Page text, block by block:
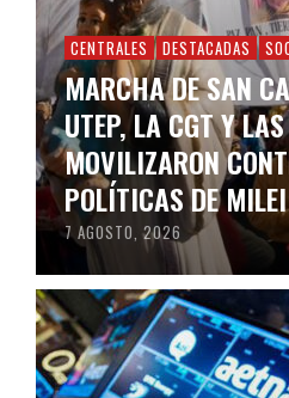
CENTRALES DESTACADAS
MARCHA DE SAN
UTEP, LA CGT Y
MOVILIZARON
POLÍTICAS DE MILEI
7 AGOSTO, 2026